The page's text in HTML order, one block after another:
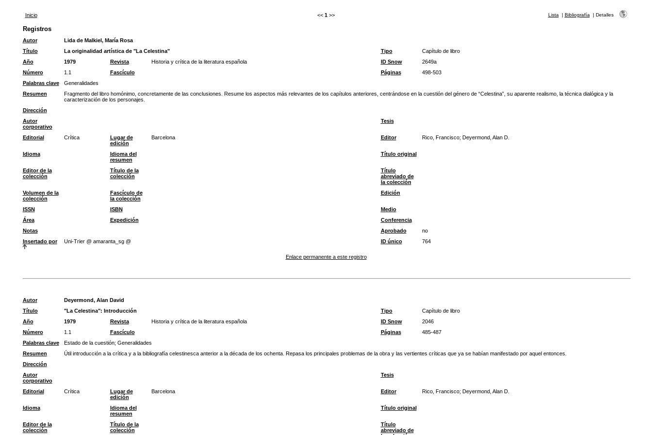
Inicio << 1 >> Lista | Bibliografía | Detalles
Registros
Autor
Lida de Malkiel, María Rosa
Título
La originalidad artística de "La Celestina" Tipo
Capítulo de libro
Año
1979 Revista Historia y crítica de la literatura española ID Snow
2649a
Número
1.1 Fascículo Páginas
498-503
Palabras clave
Generalidades
Resumen
Fragmento del libro homónimo, concretamente de las conclusiones. Resume los aspectos más relevantes de los capítulos anteriores, centrándose en la cuestión del género de “Celestina”, su aparente realismo, la técnica dialógica y la
caracterización de los personajes.
Dirección
Autor
corporativo
Tesis
Editorial Crítica
Lugar de
edición
Barcelona Editor Rico, Francisco; Deyermond, Alan D.
Idioma
Idioma del
resumen
Título original
Editor de la
colección
Título de la
colección
Título
abreviado de
la colección
Volumen de la
colección
Fascículo de
la colección
Edición
ISSN ISBN
Medio
Área
Expedición
Conferencia
Notas
Aprobado
no
Insertado por
Uni-Trier @ amaranta_sg @ ID único 764
Enlace permanente a este registro
Autor
Deyermond, Alan David
Título
"La Celestina": Introducción Tipo
Capítulo de libro
Año
1979 Revista Historia y crítica de la literatura española ID Snow
2046
Número
1.1 Fascículo Páginas
485-487
Palabras clave
Estado de la cuestión; Generalidades
Resumen
Útil introducción a la crítica y a la bibliografía celestinesca anterior a la década de los ochenta. Repasa los principales problemas de la obra y las vertientes críticas que ya se habían manifestado por aquel entonces.
Dirección
Autor
corporativo
Tesis
Editorial Crítica
Lugar de
edición
Barcelona Editor Rico, Francisco; Deyermond, Alan D.
Idioma
Idioma del
resumen
Título original
Editor de la
colección
Título de la
colección
Título
abreviado de